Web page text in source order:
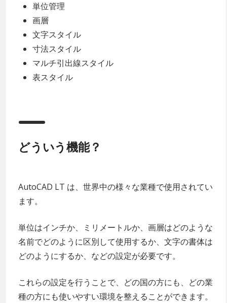
単位管理
画層
文字スタイル
寸法スタイル
マルチ引出線スタイル
表スタイル
どういう機能？
AutoCAD LT は、世界中の様々な業種で使用されてい
ます。
単位はインチか、ミリメートルか、画層はどのような
名前でどのように区別して使用するか、文字の書体は
どのようにするか、などの設定が必要です。
これらの設定を行うことで、どの国の方にも、どの業
種の方にも使いやすい環境を整えることができます。